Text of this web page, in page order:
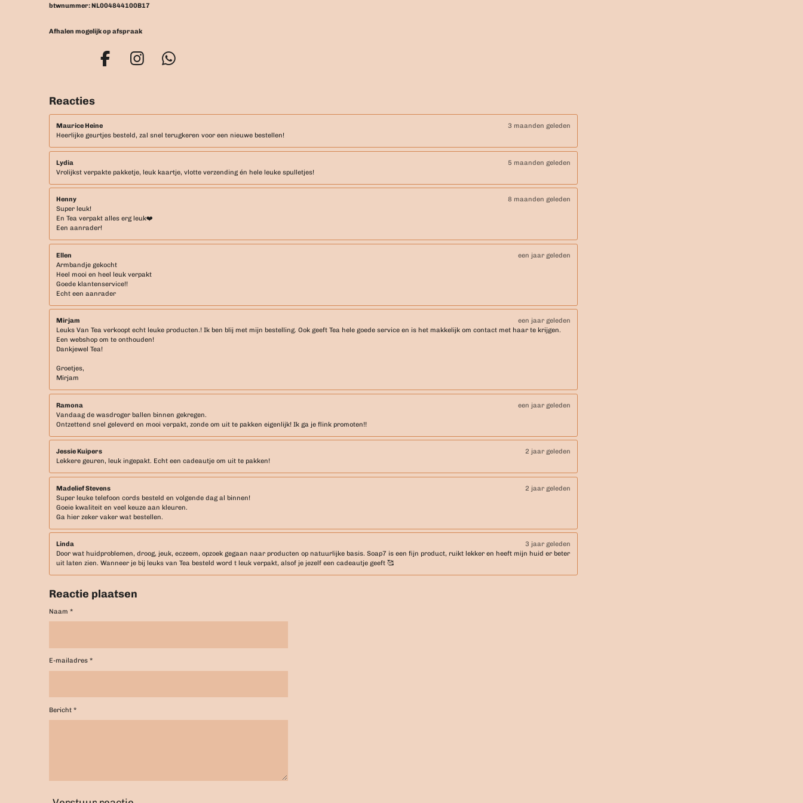
btwnummer: NL004844100B17
Afhalen mogelijk op afspraak
F
e
o
o
k
I
t
g
r
a
m
W
t
A
p
p
Reacties
Maurice Heine
3 maanden geleden
Heerlijke geurtjes besteld, zal snel terugkeren voor een nieuwe bestellen!
Lydia
5 maanden geleden
Vrolijkst verpakte pakketje, leuk kaartje, vlotte verzending én hele leuke spulletjes!
Henny
8 maanden geleden
Super leuk!
En Tea verpakt alles erg leuk❤️
Een aanrader!
Ellen
een jaar geleden
Armbandje gekocht
Heel mooi en heel leuk verpakt
Goede klantenservice!!
Echt een aanrader
Mirjam
een jaar geleden
Leuks Van Tea verkoopt echt leuke producten.! Ik ben blij met mijn bestelling. Ook geeft Tea hele goede service en is het makkelijk om contact met haar te krijgen.
Een webshop om te onthouden!
Dankjewel Tea!
Groetjes,
Mirjam
Ramona
een jaar geleden
Vandaag de wasdroger ballen binnen gekregen.
Ontzettend snel geleverd en mooi verpakt, zonde om uit te pakken eigenlijk! Ik ga je flink promoten!!
Jessie Kuipers
2 jaar geleden
Lekkere geuren, leuk ingepakt. Echt een cadeautje om uit te pakken!
Madelief Stevens
2 jaar geleden
Super leuke telefoon cords besteld en volgende dag al binnen!
Goeie kwaliteit en veel keuze aan kleuren.
Ga hier zeker vaker wat bestellen.
Linda
3 jaar geleden
Door wat huidproblemen, droog, jeuk, eczeem, opzoek gegaan naar producten op natuurlijke basis. Soap7 is een fijn product, ruikt lekker en heeft mijn huid er beter
uit laten zien. Wanneer je bij leuks van Tea besteld word t leuk verpakt, alsof je jezelf een cadeautje geeft 🥰
Reactie plaatsen
Naam *
E-mailadres *
Bericht *